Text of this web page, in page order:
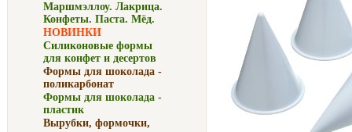
Маршмэллоу. Лакрица.
Конфеты. Паста. Мёд.
НОВИНКИ
Силиконовые формы
для конфет и десертов
Формы для шоколада -
поликарбонат
Формы для шоколада -
пластик
Вырубки, формочки,